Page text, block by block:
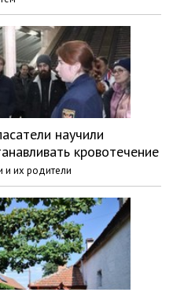
научили
кровотечение
и их родители